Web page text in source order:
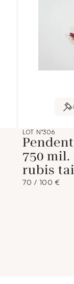
LOT N°306
750
rubis
70 / 100 €